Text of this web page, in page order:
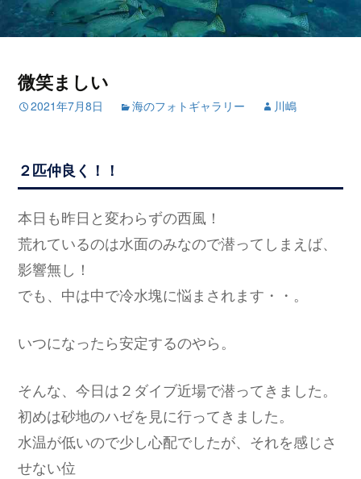
微笑ましい
2021年7月8日 海のフォトギャラリー 川嶋
２匹仲良く！！
本日も昨日と変わらずの西風！
荒れているのは水面のみなので潜ってしまえば、
影響無し！
でも、中は中で冷水塊に悩まされます・・。
いつになったら安定するのやら。
そんな、今日は２ダイブ近場で潜ってきました。
初めは砂地のハゼを見に行ってきました。
水温が低いので少し心配でしたが、それを感じさ
せない位